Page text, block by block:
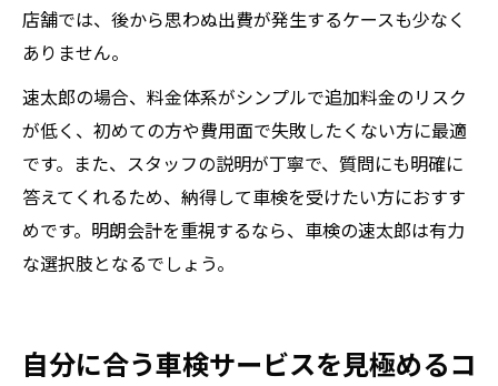
店舗では、後から思わぬ出費が発生するケースも少なく
ありません。
速太郎の場合、料金体系がシンプルで追加料金のリスク
が低く、初めての方や費用面で失敗したくない方に最適
です。また、スタッフの説明が丁寧で、質問にも明確に
答えてくれるため、納得して車検を受けたい方におすす
めです。明朗会計を重視するなら、車検の速太郎は有力
な選択肢となるでしょう。
自分に合う車検サービスを見極めるコ